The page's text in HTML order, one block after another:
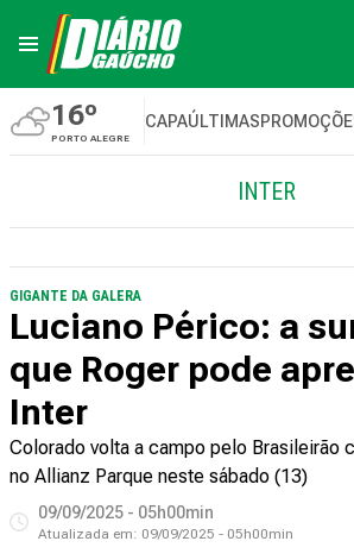
16º
PORTO ALEGRE
CAPAÚLTIMAS
INTER
GIGANTE DA GALERA
Luciano Périco: a
que Roger pode
Inter
Colorado volta a campo pelo Brasileirão
no Allianz Parque neste sábado (13)
09/09/2025 - 05h00min
Atualizada em: 09/09/2025 - 05h00min